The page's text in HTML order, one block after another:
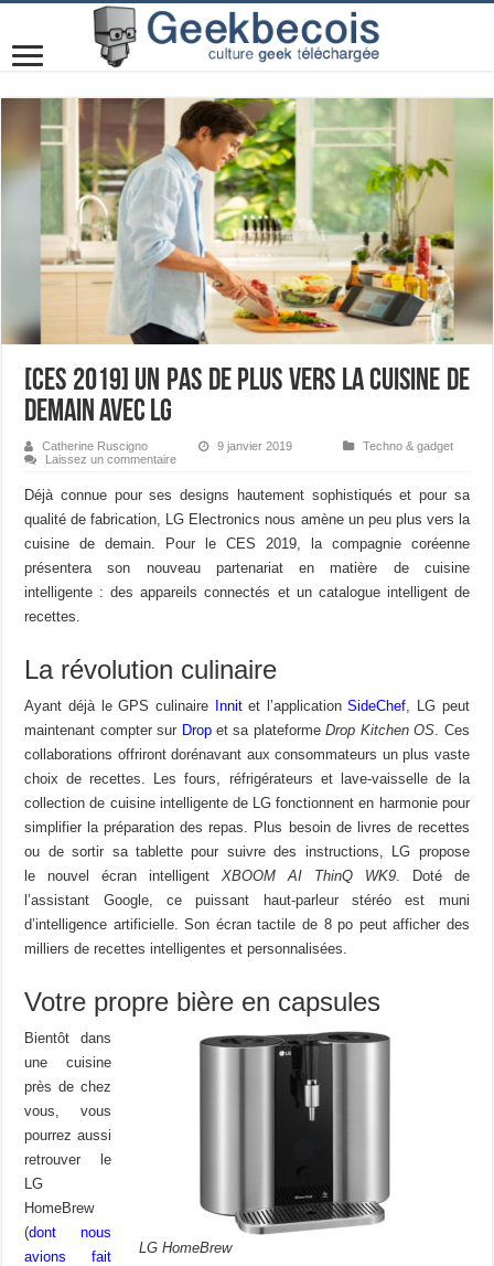
[CES 2019] Un pas de plus vers la cuisine de
demain avec LG
Catherine Ruscigno 9 janvier 2019
Techno & gadget
Laissez un commentaire
Déjà connue pour ses designs hautement sophistiqués et pour sa
qualité de fabrication, LG Electronics nous amène un peu plus vers la
cuisine de demain. Pour le CES 2019, la compagnie coréenne
présentera son nouveau partenariat en matière de cuisine
intelligente : des appareils connectés et un catalogue intelligent de
recettes.
La révolution culinaire
Ayant déjà le GPS culinaire Innitet l’applicationSideChef , LG peut
maintenant compter sur Dropet sa plateformeDrop Kitchen OS . Ces
collaborations offriront dorénavant aux consommateurs un plus vaste
choix de recettes. Les fours, réfrigérateurs et lave-vaisselle de la
collection de cuisine intelligente de LG fonctionnent en harmonie pour
simplifier la préparation des repas. Plus besoin de livres de recettes
ou de sortir sa tablette pour suivre des instructions, LG propose
le nouvel écran intelligentXBOOM AI ThinQ WK9. Doté de
l’assistant Google, ce puissant haut-parleur stéréo est muni
d’intelligence artificielle. Son écran tactile de 8 po peut afficher des
milliers de recettes intelligentes et personnalisées.
Votre propre bière en capsules
LG HomeBrew
Bientôt dans
une cuisine
près de chez
vous, vous
pourrez aussi
retrouver le
LG
HomeBrew
(dont nous
avions fait